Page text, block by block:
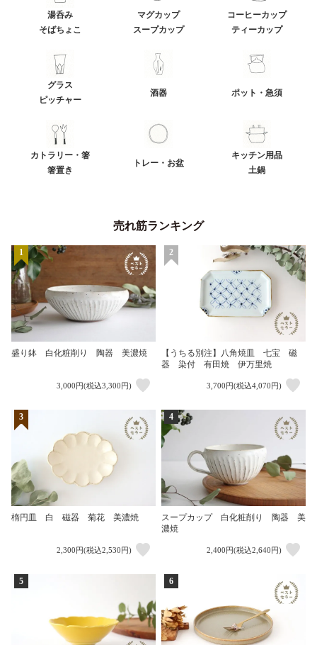
湯呑み
そばちょこ
マグカップ
スープカップ
コーヒーカップ
ティーカップ
グラス
ピッチャー
酒器 ポット・急須
カトラリー・箸
箸置き
トレー・お盆
キッチン用品
土鍋
売れ筋ランキング
1
盛り鉢 白化粧削り 陶器 美濃焼
3,000円(税込3,300円)
2
【うちる別注】八角焼皿 七宝 磁
器 染付 有田焼 伊万里焼
3,700円(税込4,070円)
3
楕円皿 白 磁器 菊花 美濃焼
2,300円(税込2,530円)
4
スープカップ 白化粧削り 陶器 美
濃焼
2,400円(税込2,640円)
5 6